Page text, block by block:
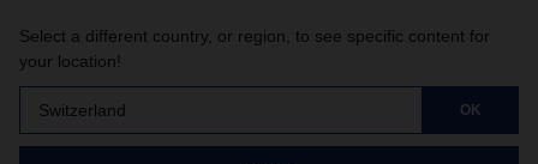
Select a different country, or region, to see specific content for
your location!
Switzerland OK